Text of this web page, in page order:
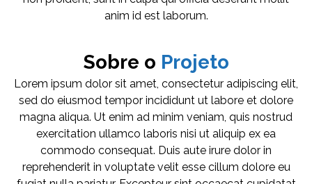
anim id est laborum.
Sobre o Projeto
Lorem ipsum dolor sit amet, consectetur adipiscing elit,
sed do eiusmod tempor incididunt ut labore et dolore
magna aliqua. Ut enim ad minim veniam, quis nostrud
exercitation ullamco laboris nisi ut aliquip ex ea
commodo consequat. Duis aute irure dolor in
reprehenderit in voluptate velit esse cillum dolore eu